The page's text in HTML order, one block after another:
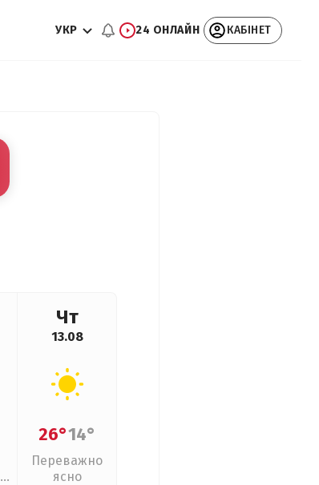
УКР 24 ОНЛАЙН КАБІНЕТ
Чт
13.08
26°14°
Переважно
ясно